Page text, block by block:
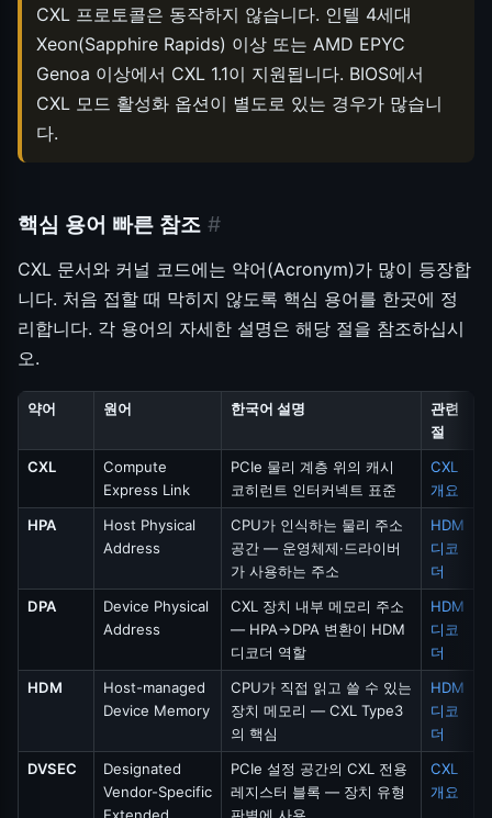
CXL 프로토콜은 동작하지 않습니다. 인텔 4세대
Xeon(Sapphire Rapids) 이상 또는 AMD EPYC
Genoa 이상에서 CXL 1.1이 지원됩니다. BIOS에서
CXL 모드 활성화 옵션이 별도로 있는 경우가 많습니
다.
핵심 용어 빠른 참조 #
CXL 문서와 커널 코드에는 약어(Acronym)가 많이 등장합
니다. 처음 접할 때 막히지 않도록 핵심 용어를 한곳에 정
리합니다. 각 용어의 자세한 설명은 해당 절을 참조하십시
오.
약어 원어 한국어 설명
관련
절
CXL
Compute
Express Link
PCIe 물리 계층 위의 캐시
코히런트 인터커넥트 표준
CXL
개요
HPA
Host Physical
Address
CPU가 인식하는 물리 주소
공간 — 운영체제·드라이버
가 사용하는 주소
HDM
디코
더
DPA
Device Physical
Address
CXL 장치 내부 메모리 주소
— HPA→DPA 변환이 HDM
디코더 역할
HDM
디코
더
HDM
Host-managed
Device Memory
CPU가 직접 읽고 쓸 수 있는
장치 메모리 — CXL Type3
의 핵심
HDM
디코
더
DVSEC
Designated
Vendor-Specific
PCIe 설정 공간의 CXL 전용
레지스터 블록 — 장치 유형
CXL
개요